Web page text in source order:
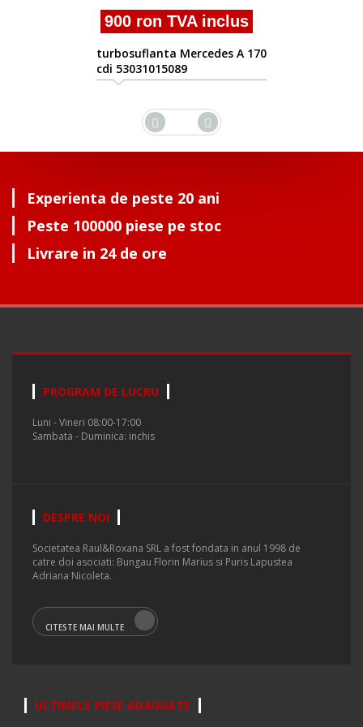
Experienta de peste 20 ani
Peste 100000 piese pe stoc
Livrare in 24 de ore
PROGRAM DE LUCRU
Luni - Vineri 08:00-17:00
Sambata - Duminica: inchis
DESPRE NOI
Societatea Raul&Roxana SRL a fost fondata in anul 1998 de
catre doi asociati: Bungau Florin Marius si Puris Lapustea
Adriana Nicoleta.
CITESTE MAI MULTE
ULTIMELE PIESE ADAUGATE